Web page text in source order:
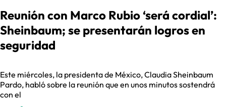
Reunión con Marco Rubio ‘será cordial’:
Sheinbaum; se presentarán logros en
seguridad
Este miércoles, la presidenta de México, Claudia Sheinbaum
Pardo, habló sobre la reunión que en unos minutos sostendrá
con el